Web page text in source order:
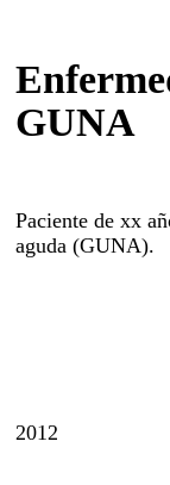
GUNA
Paciente de xx
aguda (GUNA).
2012